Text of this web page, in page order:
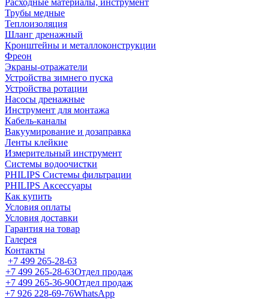
Расходные материалы, инструмент
Трубы медные
Теплоизоляция
Шланг дренажный
Кронштейны и металлоконструкции
Фреон
Экраны-отражатели
Устройства зимнего пуска
Устройства ротации
Насосы дренажные
Инструмент для монтажа
Кабель-каналы
Вакуумирование и дозаправка
Ленты клейкие
Измерительный инструмент
Системы водоочистки
PHILIPS Системы фильтрации
PHILIPS Аксессуары
Как купить
Условия оплаты
Условия доставки
Гарантия на товар
Галерея
Контакты
+7 499 265-28-63
+7 499 265-28-63Отдел продаж
+7 499 265-36-90Отдел продаж
+7 926 228-69-76WhatsApp